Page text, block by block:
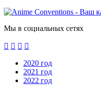
Мы в социальных сетях
   
2020 год
2021 год
2022 год